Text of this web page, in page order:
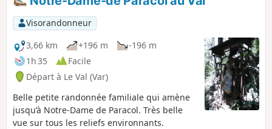
Dame de Baudinard avec son belvédère sur le
lac. Sans oublier une visite du village de
Baudinard-sur-Verdon.
Visorandonneur
3,66 km
+196 m
-196 m
1h 35
Facile
Départ à Le Val (Var)
Belle petite randonnée familiale qui amène
jusqu’à Notre-Dame de Paracol. Très belle
vue sur tous les reliefs environnants.